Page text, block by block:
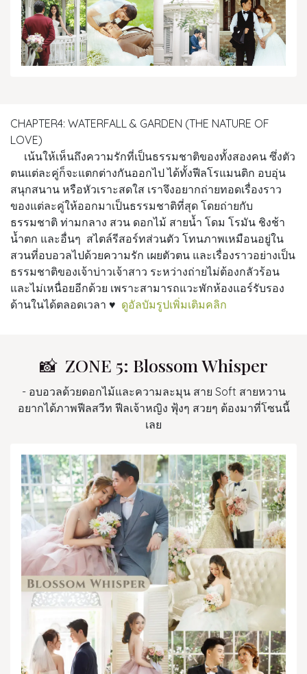
CHAPTER4: WATERFALL & GARDEN (THE NATURE OF
LOVE)
เน้นให้เห็นถึงความรักที่เป็นธรรมชาติของทั้งสองคน ซึ่งตัว
ตนแต่ละคู่ก็จะแตกต่างกันออกไป ได้ทั้งฟีลโรแมนติก อบอุ่น
สนุกสนาน หรือหัวเราะสดใส เราจึงอยากถ่ายทอดเรื่องราว
ของแต่ละคู่ให้ออกมาเป็นธรรมชาติที่สุด โดยถ่ายกับ
ธรรมชาติ ท่ามกลาง สวน ดอกไม้ สายน้ำ โดม โรมัน ชิงช้า
น้ำตก และอื่นๆ สไตล์รีสอร์ทส่วนตัว โทนภาพเหมือนอยู่ใน
สวนที่อบอวลไปด้วยความรัก เผยตัวตน และเรื่องราวอย่างเป็น
ธรรมชาติของเจ้าบ่าวเจ้าสาว ระหว่างถ่ายไม่ต้องกลัวร้อน
และไม่เหนื่อยอีกด้วย เพราะสามารถแวะพักห้องแอร์รับรอง
ด้านในได้ตลอดเวลา ♥ ดูอัลบัมรูปเพิ่มเติมคลิก
📸 ZONE 5: Blossom Whisper
- อบอวลด้วยดอกไม้และความละมุน สาย Soft สายหวาน
อยากได้ภาพฟีลสวีท ฟีลเจ้าหญิง ฟุ้งๆ สวยๆ ต้องมาที่โซนนี้
เลย